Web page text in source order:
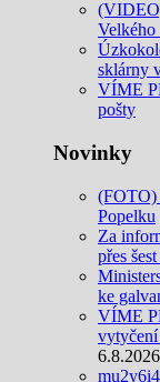
Velkého
sklárny
VÍME
pošty
Novinky
(FOTO)
Popelku
Za
přes
ke
VÍME
vytyčení
6.8.2026